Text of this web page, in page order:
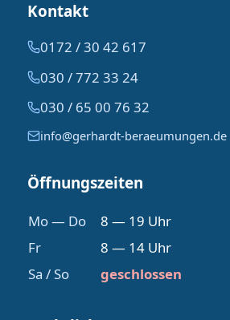
Kontakt
0172 / 30 42 617
030 / 772 33 24
030 / 65 00 76 32
info@gerhardt-beraeumungen.de
Öffnungszeiten
Mo — Do
8 — 19 Uhr
Fr
8 — 14 Uhr
Sa / So
geschlossen